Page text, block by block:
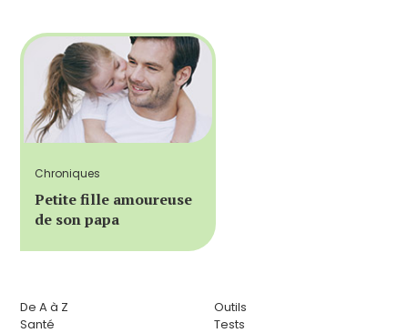
Chroniques
Petite fille amoureuse
de son papa
De A à Z
Santé
Outils
Tests